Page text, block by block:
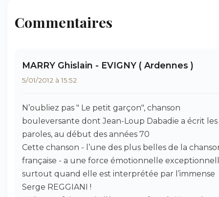
Commentaires
MARRY Ghislain - EVIGNY ( Ardennes )
5/01/2012 à 15:52
N’oubliez pas " Le petit garçon", chanson
bouleversante dont Jean-Loup Dabadie a écrit les
paroles, au début des années 70
Cette chanson - l’une des plus belles de la
française - a une force émotionnelle
surtout quand elle est interprétée par l’immense
Serge REGGIANI !